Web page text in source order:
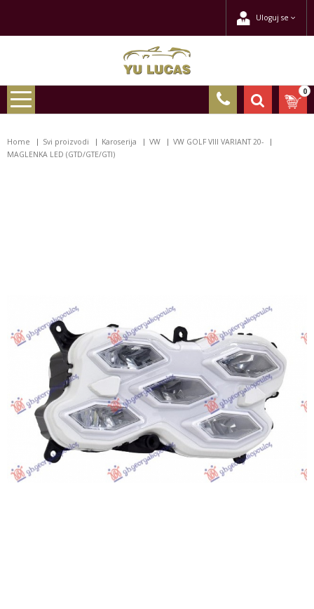
Uloguj se
0
Home Svi proizvodi Karoserija VW
VW GOLF VIII VARIANT 20-
MAGLENKA LED (GTD/GTE/GTI)